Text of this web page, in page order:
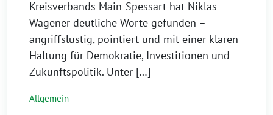
Kreisverbands Main-Spessart hat Niklas
Wagener deutliche Worte gefunden –
angriffslustig, pointiert und mit einer klaren
Haltung für Demokratie, Investitionen und
Zukunftspolitik. Unter […]
Allgemein